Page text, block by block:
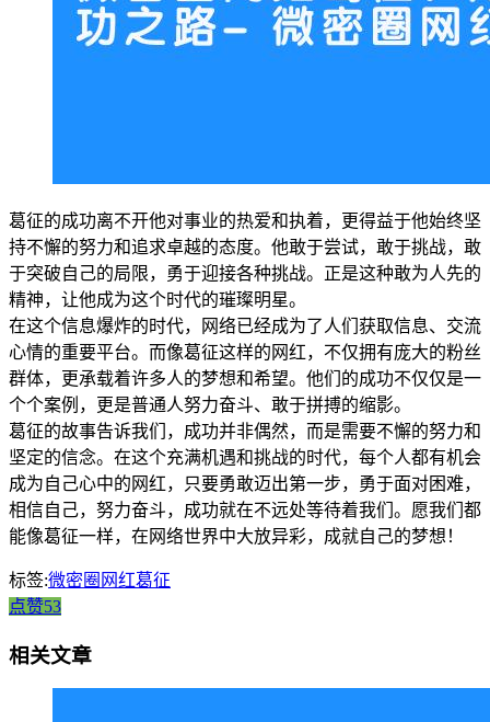
葛征的成功离不开他对事业的热爱和执着，更得益于他始终坚
持不懈的努力和追求卓越的态度。他敢于尝试，敢于挑战，敢
于突破自己的局限，勇于迎接各种挑战。正是这种敢为人先的
精神，让他成为这个时代的璀璨明星。
在这个信息爆炸的时代，网络已经成为了人们获取信息、交流
心情的重要平台。而像葛征这样的网红，不仅拥有庞大的粉丝
群体，更承载着许多人的梦想和希望。他们的成功不仅仅是一
个个案例，更是普通人努力奋斗、敢于拼搏的缩影。
葛征的故事告诉我们，成功并非偶然，而是需要不懈的努力和
坚定的信念。在这个充满机遇和挑战的时代，每个人都有机会
成为自己心中的网红，只要勇敢迈出第一步，勇于面对困难，
相信自己，努力奋斗，成功就在不远处等待着我们。愿我们都
能像葛征一样，在网络世界中大放异彩，成就自己的梦想！
标签:微密圈网红葛征
点赞53
相关文章